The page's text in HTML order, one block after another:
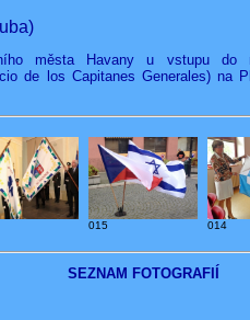
města Havany u vstupu do
de los Capitanes Generales) na
015 014
SEZNAM FOTOGRAFIÍ